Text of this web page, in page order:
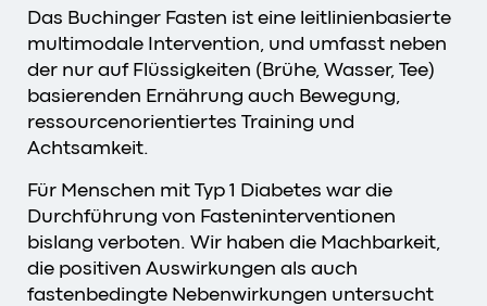
Das Buchinger Fasten ist eine leitlinienbasierte
multimodale Intervention, und umfasst neben
der nur auf Flüssigkeiten (Brühe, Wasser, Tee)
basierenden Ernährung auch Bewegung,
ressourcenorientiertes Training und
Achtsamkeit.
Für Menschen mit Typ 1 Diabetes war die
Durchführung von Fasteninterventionen
bislang verboten. Wir haben die Machbarkeit,
die positiven Auswirkungen als auch
fastenbedingte Nebenwirkungen untersucht